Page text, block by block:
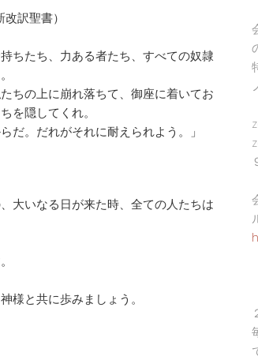
訳聖書）
ちたち、力ある者たち、すべての奴隷
ちの上に崩れ落ちて、御座に着いてお
を隠してくれ。
だ。だれがそれに耐えられよう。」
大いなる日が来た時、全ての人たちは
様と共に歩みましょう。